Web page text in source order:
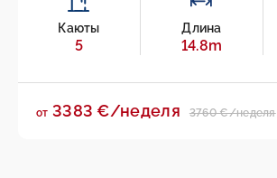
Каюты
5
Длина
14.8m
от 3383 €/неделя 3760 €/неделя